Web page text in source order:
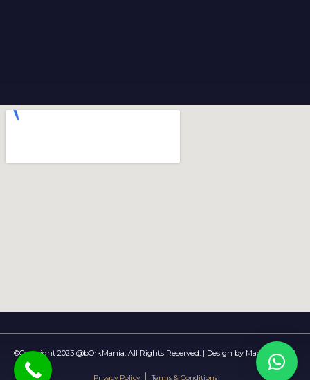
©Copyright 2023 @bOrkMania. All Rights Reserved. | Design by Magnetic WP
Privacy Policy Terms & Conditions